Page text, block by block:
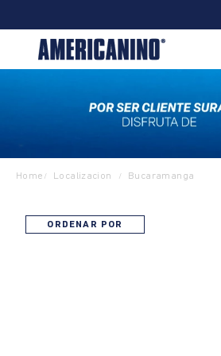
Home / Localizacion / Bucaramanga
ORDENAR POR